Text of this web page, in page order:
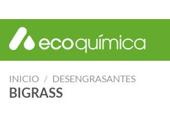
al
contenido
INICIO / DESENGRASANTES
BIGRASS